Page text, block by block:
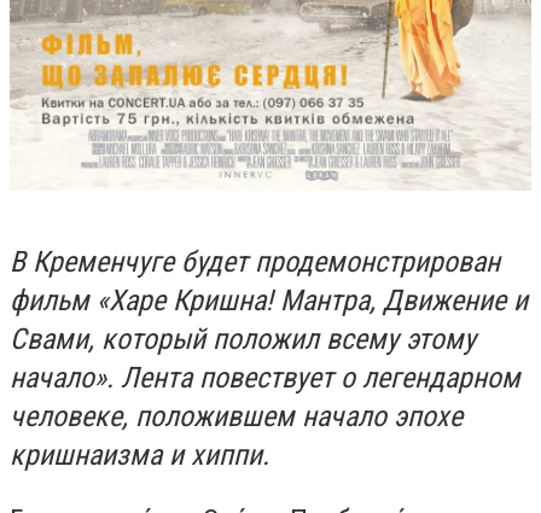
В Кременчуге будет продемонстрирован
фильм «Харе Кришна! Мантра, Движение и
Cвами, который положил всему этому
начало». Лента повествует о легендарном
человеке, положившем начало эпохе
кришнаизма и хиппи.